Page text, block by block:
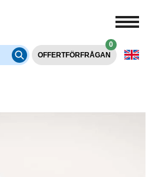
OFFERTFÖRFRÅGAN
0